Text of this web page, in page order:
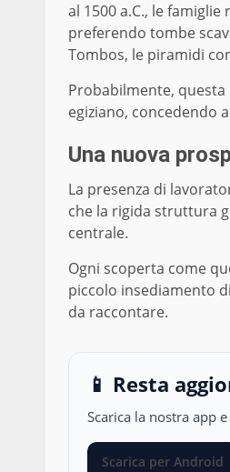
al 1500 a.C., le
preferendo tombe
Tombos, le piramidi
Probabilmente,
egiziano, concedendo
Una nuova
La presenza di
che la rigida struttura
centrale.
Ogni scoperta come
piccolo insediamento
da raccontare.
📱 Resta
Scarica la nostra app
Scarica per Android